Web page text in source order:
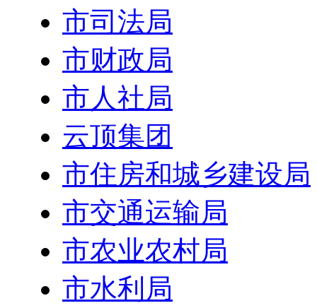
市司法局
市财政局
市人社局
云顶集团
市住房和城乡建设局
市交通运输局
市农业农村局
市水利局